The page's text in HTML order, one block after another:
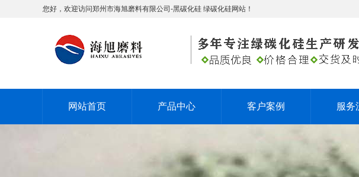
您好，欢迎访问郑州市海旭磨料有限公司-黑碳化硅 绿碳化硅网站！
网站首页 产品中心 客户案例 服务